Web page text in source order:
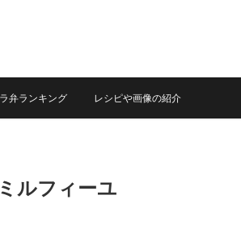
弁ランキング レシピや画像の紹介
ルフィーユ